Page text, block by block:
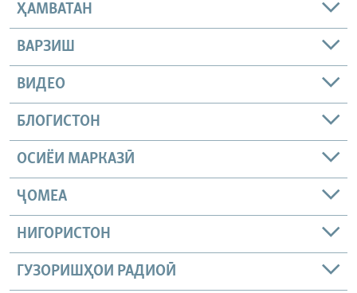
ҲАМВАТАН
ВАРЗИШ
ВИДЕО
БЛОГИСТОН
ОСИЁИ МАРКАЗӢ
ҶОМEА
НИГОРИСТОН
ГУЗОРИШҲОИ РАДИОӢ